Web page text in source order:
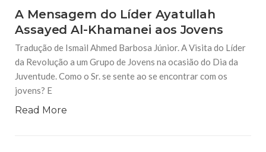
A Mensagem do Líder Ayatullah
Assayed Al-Khamanei aos Jovens
Tradução de Ismail Ahmed Barbosa Júnior. A Visita do Líder
da Revolução a um Grupo de Jovens na ocasião do Dia da
Juventude. Como o Sr. se sente ao se encontrar com os
jovens? E
Read More